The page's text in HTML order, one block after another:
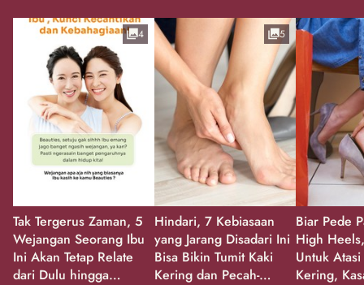
Tak Tergerus Zaman, 5
Wejangan Seorang Ibu
Ini Akan Tetap Relate
dari Dulu hingga
4
Hindari, 7 Kebiasaan
yang Jarang Disadari Ini
Bisa Bikin Tumit Kaki
Kering dan Pecah-
5
Biar Pede
High
Untuk
Kering,